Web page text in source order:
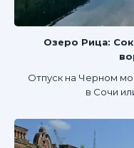
Озеро Рица:
Отпуск на Черном
в Сочи